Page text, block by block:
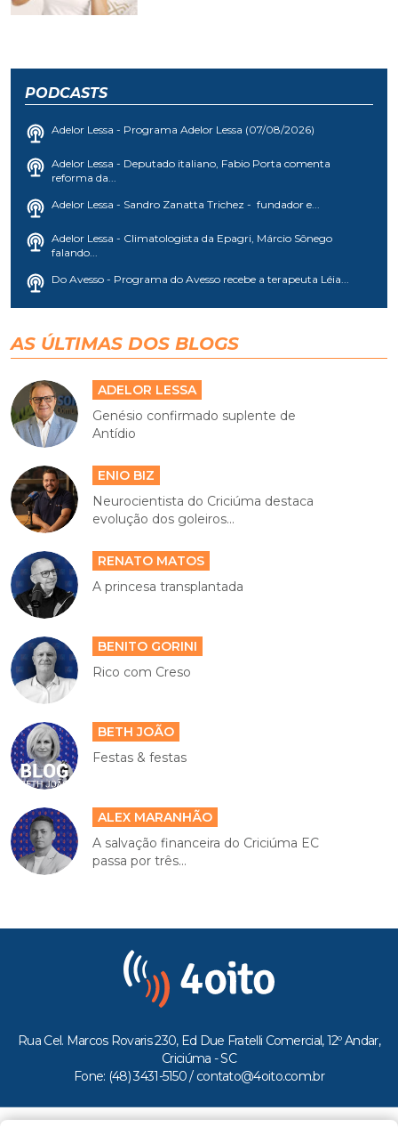
PODCASTS
Adelor Lessa - Programa Adelor Lessa (07/08/2026)
Adelor Lessa - Deputado italiano, Fabio Porta comenta
reforma da...
Adelor Lessa - Sandro Zanatta Trichez - fundador e...
Adelor Lessa - Climatologista da Epagri, Márcio Sônego
falando...
Do Avesso - Programa do Avesso recebe a terapeuta Léia...
AS ÚLTIMAS DOS BLOGS
ADELOR LESSA
Genésio confirmado suplente de
Antídio
ENIO BIZ
Neurocientista do Criciúma destaca
evolução dos goleiros...
RENATO MATOS
A princesa transplantada
BENITO GORINI
Rico com Creso
BETH JOÃO
Festas & festas
ALEX MARANHÃO
A salvação financeira do Criciúma EC
passa por três...
Rua Cel. Marcos Rovaris 230, Ed Due Fratelli Comercial, 12º Andar,
Criciúma - SC
Fone: (48) 3431-5150 / contato@4oito.com.br